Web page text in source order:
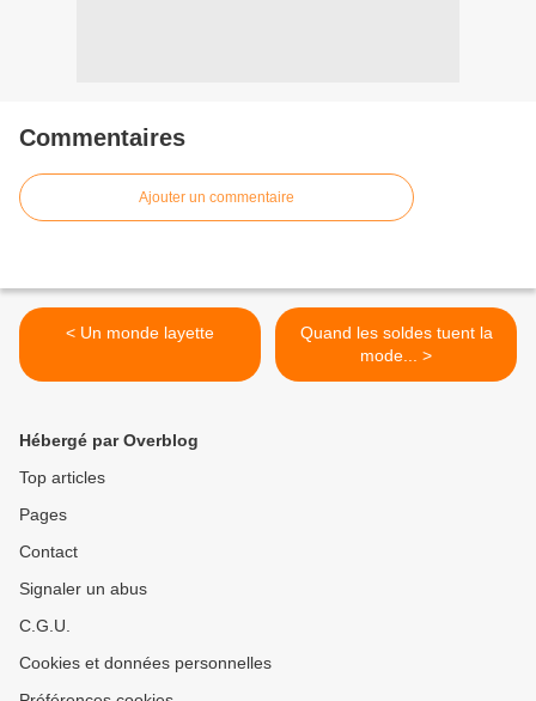
Commentaires
Ajouter un commentaire
< Un monde layette
Quand les soldes tuent la
mode... >
Hébergé par Overblog
Top articles
Pages
Contact
Signaler un abus
C.G.U.
Cookies et données personnelles